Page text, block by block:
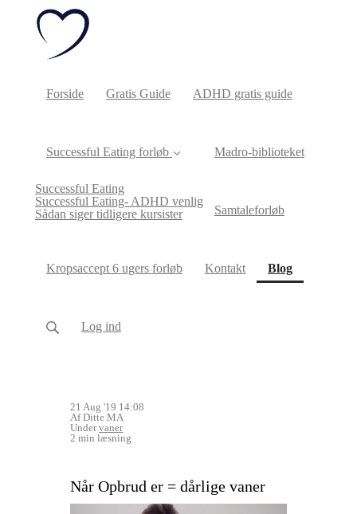
Forside Gratis Guide ADHD gratis guide
Successful Eating forløb
Successful Eating
Successful Eating- ADHD venlig
Sådan siger tidligere kursister
Madro-biblioteket
Samtaleforløb
Kropsaccept 6 ugers forløb Kontakt Blog(current)
Log ind
21 Aug '19 14:08
Af Ditte MA
Undervaner
2 min læsning
Når Opbrud er = dårlige vaner